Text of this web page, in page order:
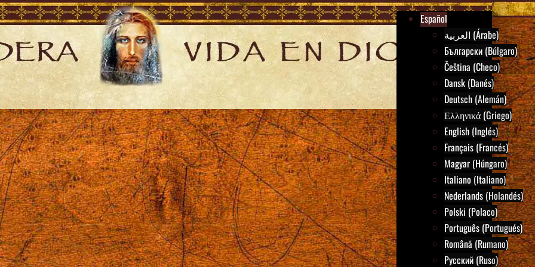
Español
العربية (Árabe)
Български (Búlgaro)
Čeština (Checo)
Dansk (Danés)
Deutsch (Alemán)
Ελληνικά (Griego)
English (Inglés)
Français (Francés)
Magyar (Húngaro)
Italiano (Italiano)
Nederlands (Holandés)
Polski (Polaco)
Português (Portugués)
Română (Rumano)
Русский (Ruso)